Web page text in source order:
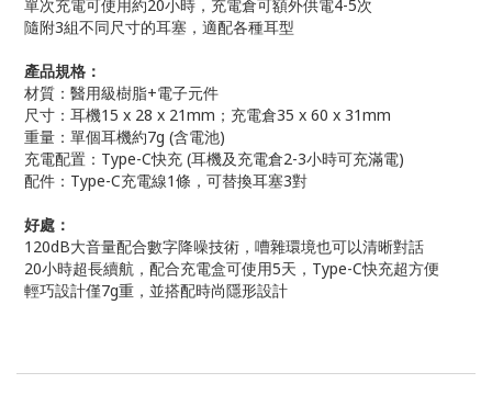
單次充電可使用約20小時，充電倉可額外供電4-5次
隨附3組不同尺寸的耳塞，適配各種耳型
產品規格：
材質：醫用級樹脂+電子元件
尺寸：耳機15 x 28 x 21mm；充電倉35 x 60 x 31mm
重量：單個耳機約7g (含電池)
充電配置：Type-C快充 (耳機及充電倉2-3小時可充滿電)
配件：Type-C充電線1條，可替換耳塞3對
好處：
120dB大音量配合數字降噪技術，嘈雜環境也可以清晰對話
20小時超長續航，配合充電盒可使用5天，Type-C快充超方便
輕巧設計僅7g重，並搭配時尚隱形設計